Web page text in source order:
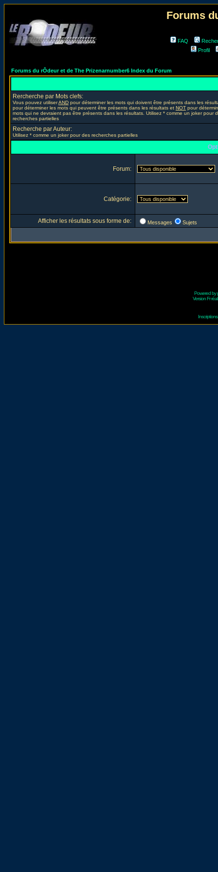
Forums
FAQ
Profil
Forums du rÔdeur et de The Prizenarnumber6 Index du Forum
Rercherche par Mots clefs:
Vous pouvez utiliserAND pour déterminer les mots qui doivent être présents dans les
pour déterminer les mots qui peuvent être présents dans les résultats et NOT pour
mots qui ne devraient pas être présents dans les résultats. Utilisez * comme un joker pour
recherches partielles
Recherche par Auteur:
Utilisez * comme un joker pour des recherches partielles
Forum:
Catégorie:
Afficher les résultats sous forme de: Messages Sujets
Powered by
Version Fr